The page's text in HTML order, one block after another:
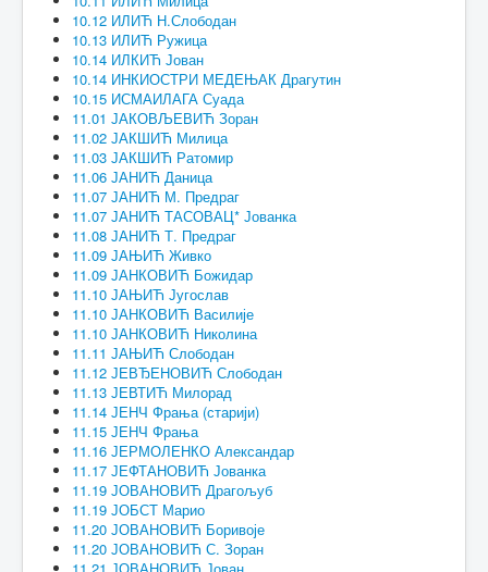
10.12 ИЛИЋ Н.Слободан
10.13 ИЛИЋ Ружица
10.14 ИЛКИЋ Јован
10.14 ИНКИОСТРИ МЕДЕЊАК Драгутин
10.15 ИСМАИЛАГА Суада
11.01 ЈАКОВЉЕВИЋ Зоран
11.02 ЈАКШИЋ Милица
11.03 ЈАКШИЋ Ратомир
11.06 ЈАНИЋ Даница
11.07 ЈАНИЋ М. Предраг
11.07 ЈАНИЋ ТАСОВАЦ* Јованка
11.08 ЈАНИЋ Т. Предраг
11.09 ЈАЊИЋ Живко
11.09 ЈАНКОВИЋ Божидар
11.10 ЈАЊИЋ Југослав
11.10 ЈАНКОВИЋ Василије
11.10 ЈАНКОВИЋ Николина
11.11 ЈАЊИЋ Слободан
11.12 ЈЕВЂЕНОВИЋ Слободан
11.13 ЈЕВТИЋ Милорад
11.14 ЈЕНЧ Фрања (старији)
11.15 ЈЕНЧ Фрања
11.16 ЈЕРМОЛЕНКО Александар
11.17 ЈЕФТАНОВИЋ Јованка
11.19 ЈОВАНОВИЋ Драгољуб
11.19 ЈОБСТ Марио
11.20 ЈОВАНОВИЋ Боривоје
11.20 ЈОВАНОВИЋ С. Зоран
11.21 ЈОВАНОВИЋ Јован